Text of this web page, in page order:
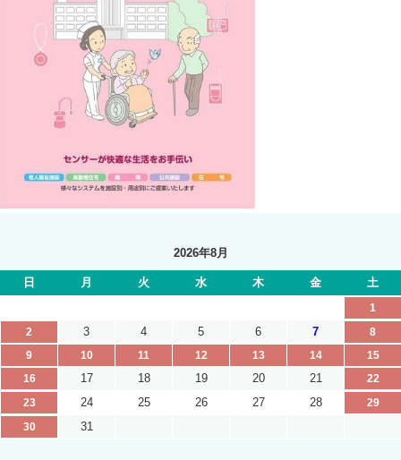
2026年8月
日 月 火 水 木 金 土
1
2
3 4 5 6 7
8
9
10 11 12 13 14
15
16
17 18 19 20 21
22
23
24 25 26 27 28
29
30
31